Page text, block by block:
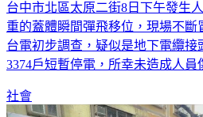
台中市北區太原二街8日下午發生
重的蓋體瞬間彈飛移位，現場不斷
台電初步調查，疑似是地下電纜
3374戶短暫停電，所幸未造成人員
社會